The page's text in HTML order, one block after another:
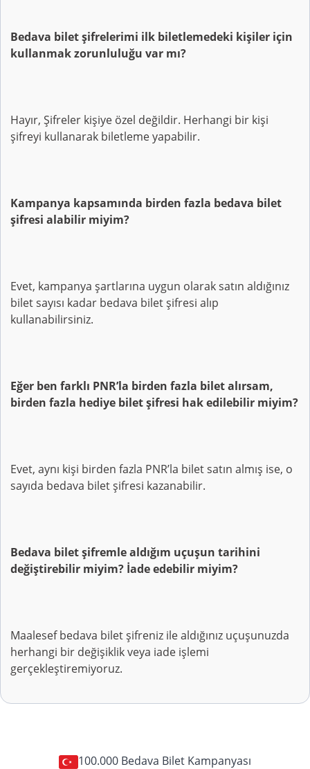
Bedava bilet şifrelerimi ilk biletlemedeki kişiler için
kullanmak zorunluluğu var mı?
Hayır, Şifreler kişiye özel değildir. Herhangi bir kişi
şifreyi kullanarak biletleme yapabilir.
Kampanya kapsamında birden fazla bedava bilet
şifresi alabilir miyim?
Evet, kampanya şartlarına uygun olarak satın aldığınız
bilet sayısı kadar bedava bilet şifresi alıp
kullanabilirsiniz.
Eğer ben farklı PNR’la birden fazla bilet alırsam,
birden fazla hediye bilet şifresi hak edilebilir miyim?
Evet, aynı kişi birden fazla PNR’la bilet satın almış ise, o
sayıda bedava bilet şifresi kazanabilir.
Bedava bilet şifremle aldığım uçuşun tarihini
değiştirebilir miyim? İade edebilir miyim?
Maalesef bedava bilet şifreniz ile aldığınız uçuşunuzda
herhangi bir değişiklik veya iade işlemi
gerçekleştiremiyoruz.
100.000 Bedava Bilet Kampanyası